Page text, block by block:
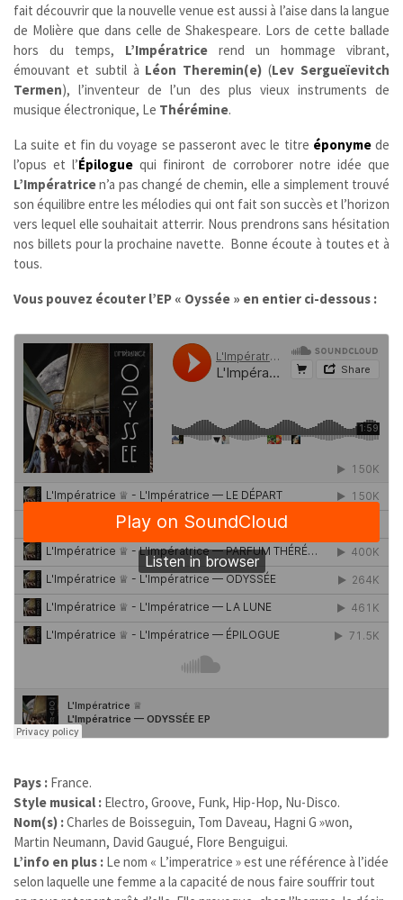
fait découvrir que la nouvelle venue est aussi à l’aise dans la langue
de Molière que dans celle de Shakespeare. Lors de cette ballade
hors du temps, L’Impératrice rend un hommage vibrant,
émouvant et subtil à Léon Theremin(e)(Lev Sergueïevitch
Termen), l’inventeur de l’un des plus vieux instruments de
musique électronique, Le Thérémine.
La suite et fin du voyage se passeront avec le titre éponymede
l’opus et l’Épilogue qui finiront de corroborer notre idée que
L’Impératricen’a pas changé de chemin, elle a simplement trouvé
son équilibre entre les mélodies qui ont fait son succès et l’horizon
vers lequel elle souhaitait atterrir. Nous prendrons sans hésitation
nos billets pour la prochaine navette. Bonne écoute à toutes et à
tous.
Vous pouvez écouter l’EP « Oyssée » en entier ci-dessous :
Pays : France.
Style musical : Electro, Groove, Funk, Hip-Hop, Nu-Disco.
Nom(s) :Charles de Boisseguin, Tom Daveau, Hagni G »won,
Martin Neumann, David Gaugué, Flore Benguigui.
L’info en plus : Le nom « L’imperatrice » est une référence à l’idée
selon laquelle une femme a la capacité de nous faire souffrir tout